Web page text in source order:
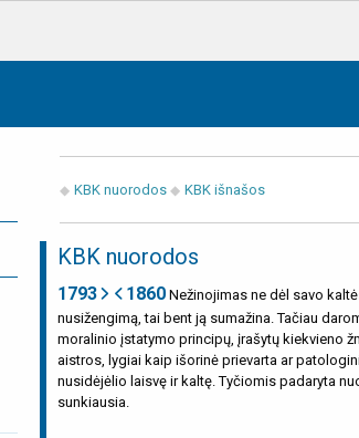
KBK nuorodos KBK išnašos
KBK nuorodos
1793 1860 Nežinojimas ne dėl savo
nusižengimą, tai bent ją sumažina. Tačiau
moralinio įstatymo principų, įrašytų kiekvieno
aistros, lygiai kaip išorinė prievarta ar
nusidėjėlio laisvę ir kaltę. Tyčiomis padaryta
sunkiausia.